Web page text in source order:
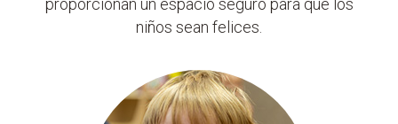
proporcionan un espacio seguro para que los
niños sean felices.